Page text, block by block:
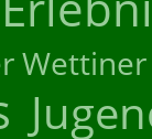
Wettiner